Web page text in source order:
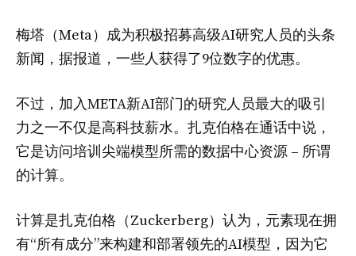
梅塔（Meta）成为积极招募高级AI研究人员的头条
新闻，据报道，一些人获得了9位数字的优惠。
不过，加入META新AI部门的研究人员最大的吸引
力之一不仅是高科技薪水。扎克伯格在通话中说，
它是访问培训尖端模型所需的数据中心资源 – 所谓
的计算。
计算是扎克伯格（Zuckerberg）认为，元素现在拥
有“所有成分”来构建和部署领先的AI模型，因为它